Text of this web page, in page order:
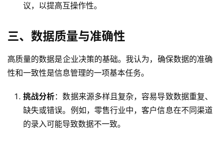
议，以提高互操作性。
三、数据质量与准确性
高质量的数据是企业决策的基础。我认为，确保数据的准确
性和一致性是信息管理的一项基本任务。
挑战分析：数据来源多样且复杂，容易导致数据重复、
缺失或错误。例如，零售行业中，客户信息在不同渠道
的录入可能导致数据不一致。